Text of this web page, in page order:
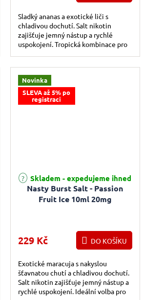
Sladký ananas a exotické liči s
chladivou dochutí. Salt nikotin
zajišťuje jemný nástup a rychlé
uspokojení. Tropická kombinace pro
Novinka
SLEVA až 5% po
registraci
Nasty Burst Salt - Passion
Fruit Ice 10ml 20mg
Skladem - expedujeme ihned
229 Kč DO KOŠÍKU
Exotické maracuja s nakyslou
šťavnatou chutí a chladivou dochutí.
Salt nikotin zajišťuje jemný nástup a
rychlé uspokojení. Ideální volba pro